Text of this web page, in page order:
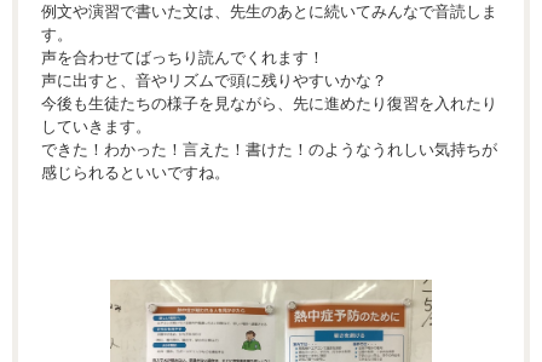
例文や演習で書いた文は、先生のあとに続いてみんなで音読しま
す。
声を合わせてばっちり読んでくれます！
声に出すと、音やリズムで頭に残りやすいかな？
今後も生徒たちの様子を見ながら、先に進めたり復習を入れたり
していきます。
できた！わかった！言えた！書けた！のようなうれしい気持ちが
感じられるといいですね。